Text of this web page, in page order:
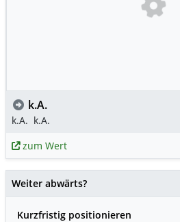
k.A.
k.A. k.A.
zum Wert
Weiter abwärts?
Kurzfristig positionieren